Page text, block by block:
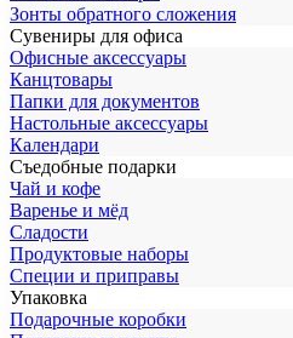
Зонты обратного сложения
Сувениры для офиса
Офисные аксессуары
Канцтовары
Папки для документов
Настольные аксессуары
Календари
Съедобные подарки
Чай и кофе
Варенье и мёд
Сладости
Продуктовые наборы
Специи и приправы
Упаковка
Подарочные коробки